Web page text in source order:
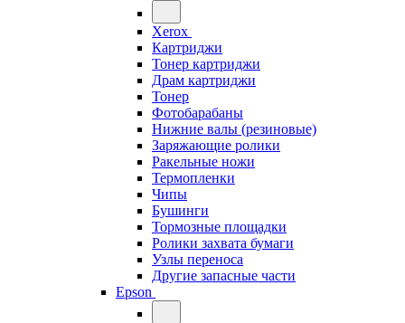
Xerox
Картриджи
Тонер картриджи
Драм картриджи
Тонер
Фотобарабаны
Нижние валы (резиновые)
Заряжающие ролики
Ракельные ножи
Термопленки
Чипы
Бушинги
Тормозные площадки
Ролики захвата бумаги
Узлы переноса
Другие запасные части
Epson